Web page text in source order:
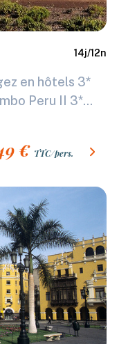
14j/12n
en hôtels 3*
Peru II 3*...
€ TTC/pers.